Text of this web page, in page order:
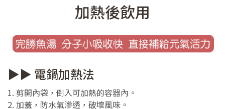
加熱後飲用
▶▶ 電鍋加熱法
1. 剪開內袋，倒入可加熱的容器內。
2. 加蓋，防水氣滲透，破壞風味。